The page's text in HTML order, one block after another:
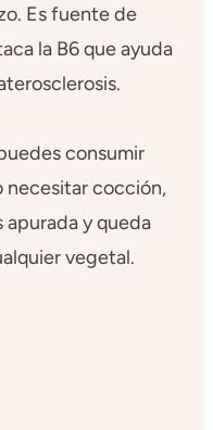
Es fuente de
la B6 que ayuda
consumir
necesitar cocción,
y queda
vegetal.